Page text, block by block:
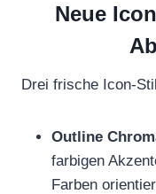
Neue
Drei frische Icon-
Outline
farbigen
Farben